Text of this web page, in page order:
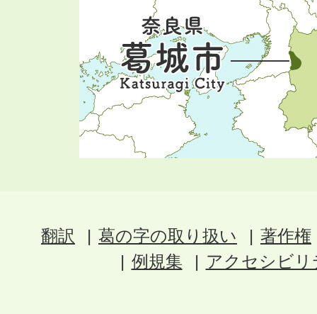
翻訳 葛の字の取り扱い
著作権
例規集
アクセシビ